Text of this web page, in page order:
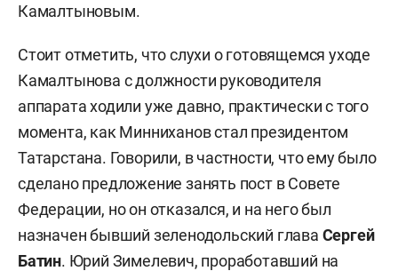
Камалтыновым.
Стоит отметить, что слухи о готовящемся уходе
Камалтынова с должности руководителя
аппарата ходили уже давно, практически с того
момента, как Минниханов стал президентом
Татарстана. Говорили, в частности, что ему было
сделано предложение занять пост в Совете
Федерации, но он отказался, и на него был
назначен бывший зеленодольский глава Сергей
Батин. Юрий Зимелевич, проработавший на